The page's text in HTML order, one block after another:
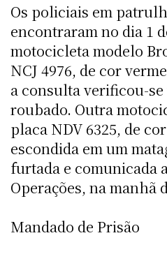
Os policiais em
encontraram no dia 1
motocicleta modelo
NCJ 4976, de cor
a consulta verificou-
roubado. Outra
placa NDV 6325, de
escondida em um
furtada e comunicada
Operações, na manhã
Mandado de Prisão